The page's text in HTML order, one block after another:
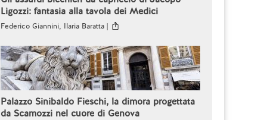
Ligozzi: fantasia alla tavola dei Medici
Federico Giannini, Ilaria Baratta |
Palazzo Sinibaldo Fieschi, la dimora progettata
da Scamozzi nel cuore di Genova